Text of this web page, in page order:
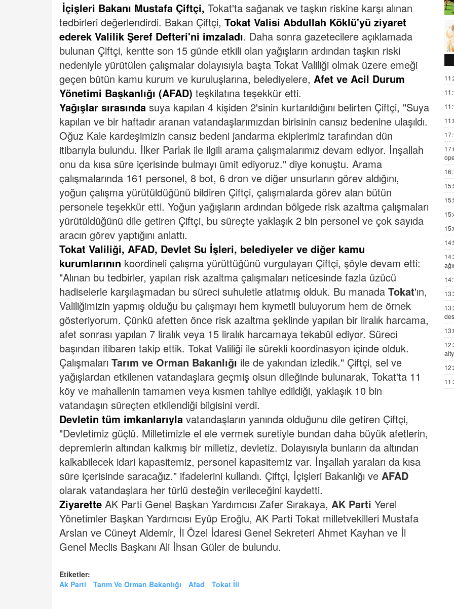
İçişleri Bakanı Mustafa Çiftçi, Tokat'ta sağanak ve taşkın riskine karşı alınan
tedbirleri değerlendirdi. Bakan Çiftçi, Tokat Valisi Abdullah Köklü'yü ziyaret
ederek Valilik Şeref Defteri'ni imzaladı. Daha sonra gazetecilere açıklamada
bulunan Çiftçi, kentte son 15 günde etkili olan yağışların ardından taşkın riski
nedeniyle yürütülen çalışmalar dolayısıyla başta Tokat Valiliği olmak üzere emeği
geçen bütün kamu kurum ve kuruluşlarına, belediyelere, Afet ve Acil Durum
Yönetimi Başkanlığı (AFAD) teşkilatına teşekkür etti.
Yağışlar sırasında suya kapılan 4 kişiden 2'sinin kurtarıldığını belirten Çiftçi, "Suya
kapılan ve bir haftadır aranan vatandaşlarımızdan birisinin cansız bedenine ulaşıldı.
Oğuz Kale kardeşimizin cansız bedeni jandarma ekiplerimiz tarafından dün
itibarıyla bulundu. İlker Parlak ile ilgili arama çalışmalarımız devam ediyor. İnşallah
onu da kısa süre içerisinde bulmayı ümit ediyoruz." diye konuştu. Arama
çalışmalarında 161 personel, 8 bot, 6 dron ve diğer unsurların görev aldığını,
yoğun çalışma yürütüldüğünü bildiren Çiftçi, çalışmalarda görev alan bütün
personele teşekkür etti. Yoğun yağışların ardından bölgede risk azaltma çalışmaları
yürütüldüğünü dile getiren Çiftçi, bu süreçte yaklaşık 2 bin personel ve çok sayıda
aracın görev yaptığını anlattı.
Tokat Valiliği, AFAD, Devlet Su İşleri, belediyeler ve diğer kamu
kurumlarının koordineli çalışma yürüttüğünü vurgulayan Çiftçi, şöyle devam etti:
"Alınan bu tedbirler, yapılan risk azaltma çalışmaları neticesinde fazla üzücü
hadiselerle karşılaşmadan bu süreci suhuletle atlatmış olduk. Bu manada Tokat'ın,
Valiliğimizin yapmış olduğu bu çalışmayı hem kıymetli buluyorum hem de örnek
gösteriyorum. Çünkü afetten önce risk azaltma şeklinde yapılan bir liralık harcama,
afet sonrası yapılan 7 liralık veya 15 liralık harcamaya tekabül ediyor. Süreci
başından itibaren takip ettik. Tokat Valiliği ile sürekli koordinasyon içinde olduk.
Çalışmaları Tarım ve Orman Bakanlığı ile de yakından izledik." Çiftçi, sel ve
yağışlardan etkilenen vatandaşlara geçmiş olsun dileğinde bulunarak, Tokat'ta 11
köy ve mahallenin tamamen veya kısmen tahliye edildiği, yaklaşık 10 bin
vatandaşın süreçten etkilendiği bilgisini verdi.
Devletin tüm imkanlarıyla vatandaşların yanında olduğunu dile getiren Çiftçi,
"Devletimiz güçlü. Milletimizle el ele vermek suretiyle bundan daha büyük afetlerin,
depremlerin altından kalkmış bir milletiz, devletiz. Dolayısıyla bunların da altından
kalkabilecek idari kapasitemiz, personel kapasitemiz var. İnşallah yaraları da kısa
süre içerisinde saracağız." ifadelerini kullandı. Çiftçi, İçişleri Bakanlığı ve AFAD
olarak vatandaşlara her türlü desteğin verileceğini kaydetti.
Ziyarette AK Parti Genel Başkan Yardımcısı Zafer Sırakaya, AK Parti Yerel
Yönetimler Başkan Yardımcısı Eyüp Eroğlu, AK Parti Tokat milletvekilleri Mustafa
Arslan ve Cüneyt Aldemir, İl Özel İdaresi Genel Sekreteri Ahmet Kayhan ve İl
Genel Meclis Başkanı Ali İhsan Güler de bulundu.
Etiketler:
Ak Parti
Tarım Ve Orman Bakanlığı Afad Tokat İli